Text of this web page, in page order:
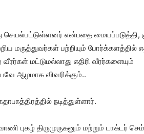
என்பதை மையப்படுத்தி,
மருத்துவர்கள் பற்றியும்
மட்டுமல்லாது எதிரி வீரர்களையும்
ஆழமாக விவரிக்கும்..
நடித்துள்ளார்.
திருமுருகனும் மற்றும் டாக்டர்